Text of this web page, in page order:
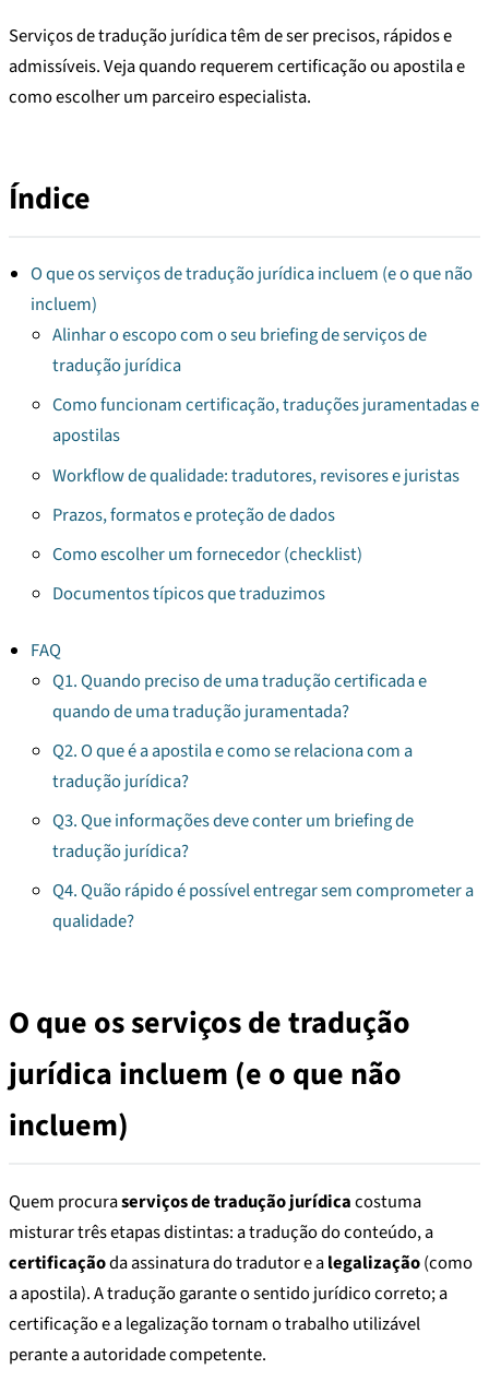
Serviços de tradução jurídica têm de ser precisos, rápidos e
admissíveis. Veja quando requerem certificação ou apostila e
como escolher um parceiro especialista.
Índice
O que os serviços de tradução jurídica incluem (e o que não
incluem)
Alinhar o escopo com o seu briefing de serviços de
tradução jurídica
Como funcionam certificação, traduções juramentadas e
apostilas
Workflow de qualidade: tradutores, revisores e juristas
Prazos, formatos e proteção de dados
Como escolher um fornecedor (checklist)
Documentos típicos que traduzimos
FAQ
Q1. Quando preciso de uma tradução certificada e
quando de uma tradução juramentada?
Q2. O que é a apostila e como se relaciona com a
tradução jurídica?
Q3. Que informações deve conter um briefing de
tradução jurídica?
Q4. Quão rápido é possível entregar sem comprometer a
qualidade?
O que os serviços de tradução
jurídica incluem (e o que não
incluem)
Quem procuraserviços de tradução jurídicacostuma
misturar três etapas distintas: a tradução do conteúdo, a
certificaçãoda assinatura do tradutor e alegalização(como
a apostila). A tradução garante o sentido jurídico correto; a
certificação e a legalização tornam o trabalho utilizável
perante a autoridade competente.